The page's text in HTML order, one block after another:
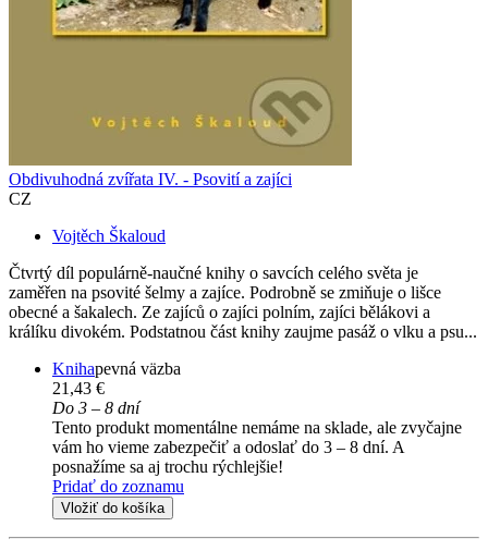
Obdivuhodná zvířata IV. - Psovití a zajíci
CZ
Vojtěch Škaloud
Čtvrtý díl populárně-naučné knihy o savcích celého světa je
zaměřen na psovité šelmy a zajíce. Podrobně se zmiňuje o lišce
obecné a šakalech. Ze zajíců o zajíci polním, zajíci bělákovi a
králíku divokém. Podstatnou část knihy zaujme pasáž o vlku a psu...
Knihapevná väzba
21,43 €
Do 3 – 8 dní
Tento produkt momentálne nemáme na sklade, ale zvyčajne
vám ho vieme zabezpečiť a odoslať do 3 – 8 dní. A
posnažíme sa aj trochu rýchlejšie!
Pridať do zoznamu
Vložiť do košíka